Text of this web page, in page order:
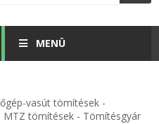
MENÜ
videók
vasút tömítések -
MTZ tömítések - Tömítésgyár